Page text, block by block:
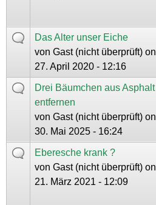
Das Alter unser Eiche
von Gast (nicht überprüft) on
27. April 2020 - 12:16
Drei Bäumchen aus Asphalt
entfernen
von Gast (nicht überprüft) on
30. Mai 2025 - 16:24
Eberesche krank ?
von Gast (nicht überprüft) on
21. März 2021 - 12:09